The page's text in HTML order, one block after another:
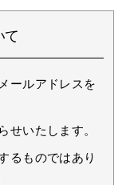
て
ールアドレスを
せいたします。
るものではあり